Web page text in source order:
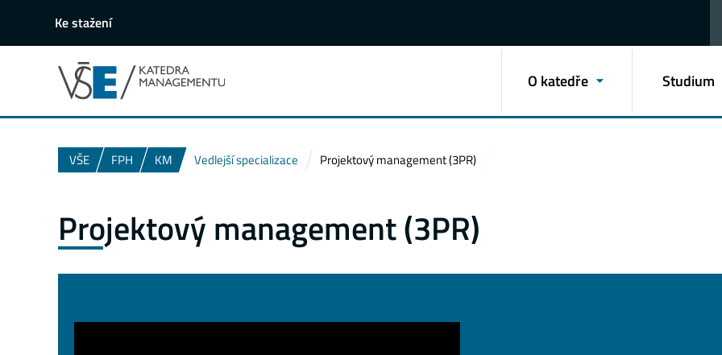
Ke stažení
O katedře Studium
VŠE FPH KM Vedlejší specializace Projektový management (3PR)
Projektový management (3PR)